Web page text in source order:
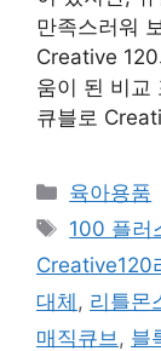
만족스러워
Creative
움이 된 비교
큐블로
Categories
육아용품
Tags
100 플러
Creative120
대체 , 리틀몬
매직큐브 , 블